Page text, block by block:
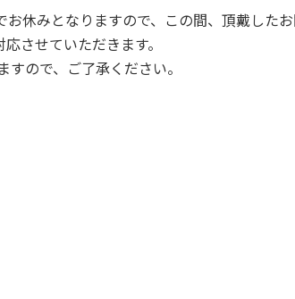
休みとなりますので、この間、頂戴した
させていただきます。
ので、ご了承ください。